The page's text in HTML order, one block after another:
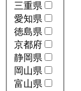
三重県
愛知県
徳島県
京都府
静岡県
岡山県
富山県